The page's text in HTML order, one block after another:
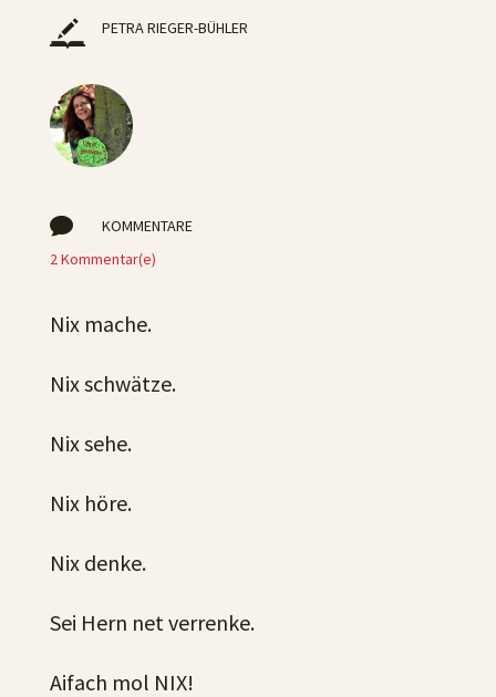
PETRA RIEGER-BÜHLER

KOMMENTARE
2 Kommentar(e)
Nix mache.
Nix schwätze.
Nix sehe.
Nix höre.
Nix denke.
Sei Hern net verrenke.
Aifach mol NIX!